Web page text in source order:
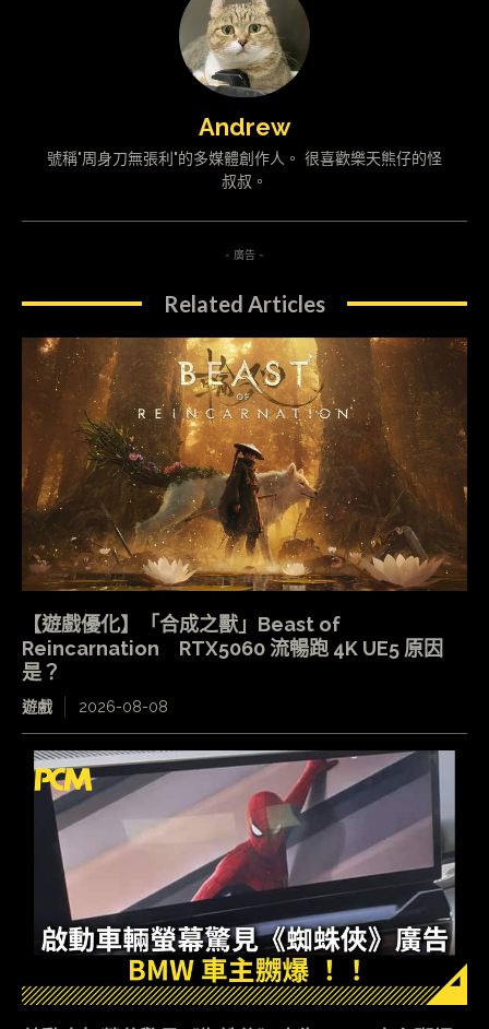
Andrew
號稱"周身刀無張利"的多媒體創作人。 很喜歡樂天熊仔的怪
叔叔。
- 廣告 -
Related Articles
【遊戲優化】「合成之獸」Beast of
Reincarnation RTX5060 流暢跑 4K UE5 原因
是？
遊戲 2026-08-08